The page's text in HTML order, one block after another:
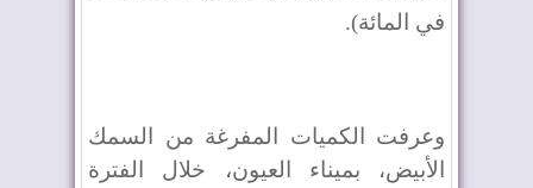
في المائة).
وعرفت الكميات المفرغة من السمك
الأبيض، بميناء العيون، خلال الفترة